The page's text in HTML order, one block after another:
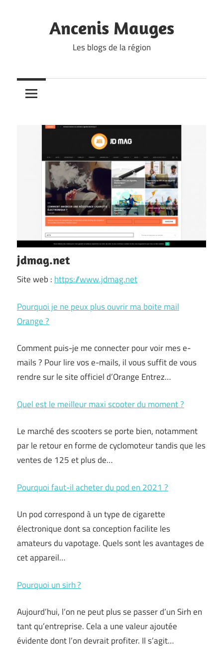
Ancenis Mauges
Les blogs de la région
jdmag.net
Site web : https://www.jdmag.net
Pourquoi je ne peux plus ouvrir ma boite mail
Orange ?
Comment puis-je me connecter pour voir mes e-
mails ? Pour lire vos e-mails, il vous suffit de vous
rendre sur le site officiel d’Orange Entrez…
Quel est le meilleur maxi scooter du moment ?
Le marché des scooters se porte bien, notamment
par le retour en forme de cyclomoteur tandis que les
ventes de 125 et plus de…
Pourquoi faut-il acheter du pod en 2021 ?
Un pod correspond à un type de cigarette
électronique dont sa conception facilite les
amateurs du vapotage. Quels sont les avantages de
cet appareil…
Pourquoi un sirh ?
Aujourd’hui, l’on ne peut plus se passer d’un Sirh en
tant qu’entreprise. Cela a une valeur ajoutée
évidente dont l’on devrait profiter. Il s’agit…